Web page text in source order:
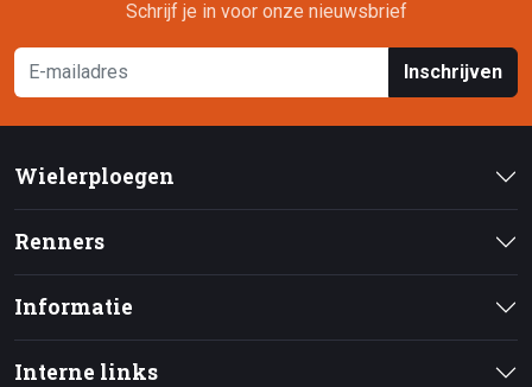
Schrijf je in voor onze nieuwsbrief
Inschrijven
Wielerploegen
Renners
Informatie
Interne links